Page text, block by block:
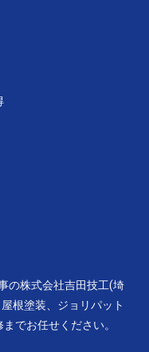
の株式会社吉田技工(埼
根塗装、ジョリパット
でお任せください。